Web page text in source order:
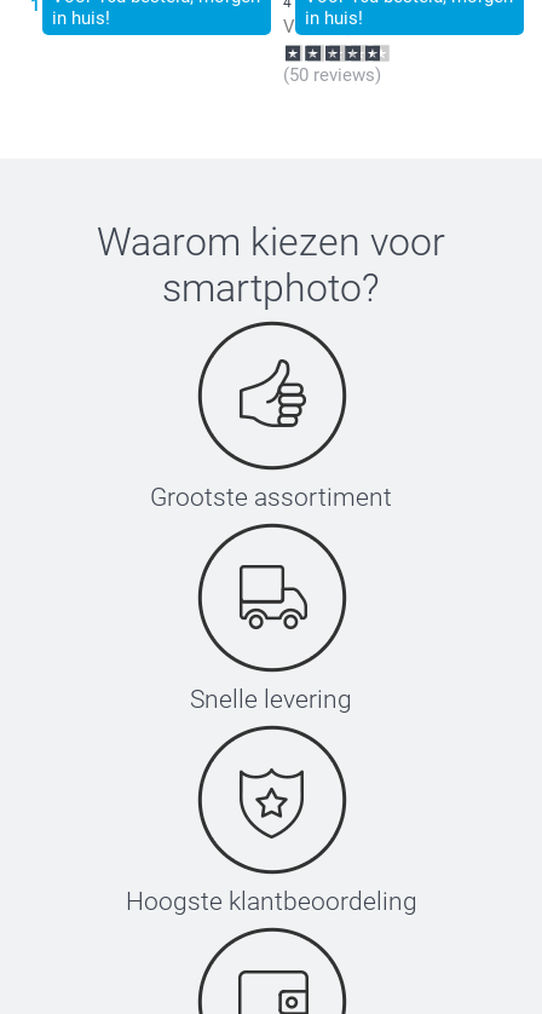
in huis!
15,99
in huis!
Vanaf 9,99
(50 reviews)
Waarom kiezen voor
smartphoto?
Grootste assortiment
Snelle levering
Hoogste klantbeoordeling